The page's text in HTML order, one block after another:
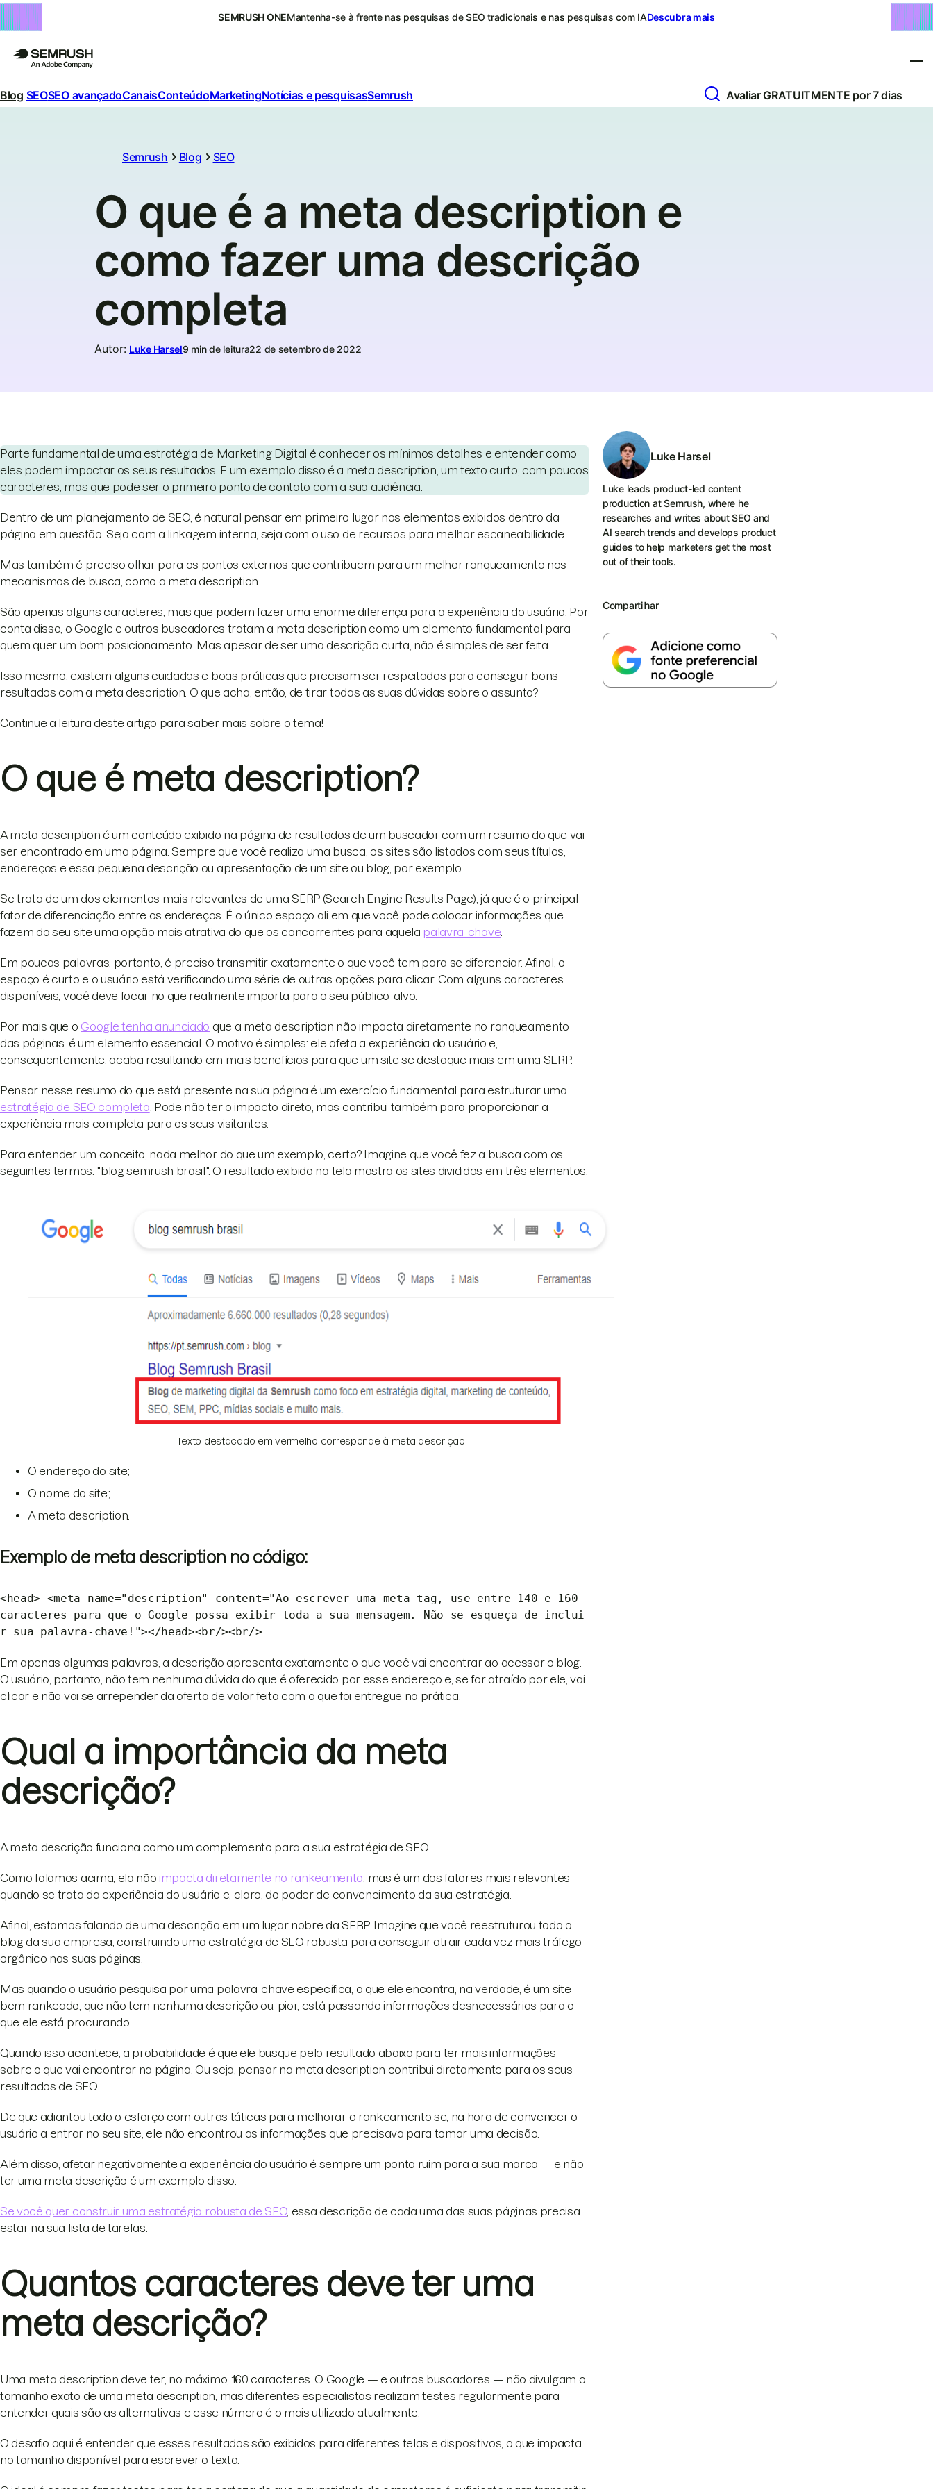
SEMRUSH ONEMantenha-se à frente nas pesquisas de SEO tradicionais e nas pesquisas com IADescubra mais
Blog SEOSEO avançadoCanaisConteúdoMarketingNotícias e pesquisasSemrush Avaliar GRATUITMENTE por 7 dias
Semrush Blog SEO
O que é a meta description e
como fazer uma descrição
completa
Autor: Luke Harsel9 min de leitura22 de setembro de 2022
Parte fundamental de uma estratégia de Marketing Digital é conhecer os mínimos detalhes e entender como
eles podem impactar os seus resultados. E um exemplo disso é a meta description, um texto curto, com poucos
caracteres, mas que pode ser o primeiro ponto de contato com a sua audiência.
Dentro de um planejamento de SEO, é natural pensar em primeiro lugar nos elementos exibidos dentro da
página em questão. Seja com a linkagem interna, seja com o uso de recursos para melhor escaneabilidade.
Mas também é preciso olhar para os pontos externos que contribuem para um melhor ranqueamento nos
mecanismos de busca, como a meta description.
São apenas alguns caracteres, mas que podem fazer uma enorme diferença para a experiência do usuário. Por
conta disso, o Google e outros buscadores tratam a meta description como um elemento fundamental para
quem quer um bom posicionamento. Mas apesar de ser uma descrição curta, não é simples de ser feita.
Isso mesmo, existem alguns cuidados e boas práticas que precisam ser respeitados para conseguir bons
resultados com a meta description. O que acha, então, de tirar todas as suas dúvidas sobre o assunto?
Continue a leitura deste artigo para saber mais sobre o tema!
O que é meta description?
A meta description é um conteúdo exibido na página de resultados de um buscador com um resumo do que vai
ser encontrado em uma página. Sempre que você realiza uma busca, os sites são listados com seus títulos,
endereços e essa pequena descrição ou apresentação de um site ou blog, por exemplo.
Se trata de um dos elementos mais relevantes de uma SERP (Search Engine Results Page), já que é o principal
fator de diferenciação entre os endereços. É o único espaço ali em que você pode colocar informações que
fazem do seu site uma opção mais atrativa do que os concorrentes para aquela palavra-chave
Em poucas palavras, portanto, é preciso transmitir exatamente o que você tem para se diferenciar. Afinal, o
espaço é curto e o usuário está verificando uma série de outras opções para clicar. Com alguns caracteres
disponíveis, você deve focar no que realmente importa para o seu público-alvo.
Por mais que o Google tenha anunciado que a meta description não impacta diretamente no ranqueamento
das páginas, é um elemento essencial. O motivo é simples: ele afeta a experiência do usuário e,
consequentemente, acaba resultando em mais benefícios para que um site se destaque mais em uma SERP.
Pensar nesse resumo do que está presente na sua página é um exercício fundamental para estruturar uma
estratégia de SEO completa . Pode não ter o impacto direto, mas contribui também para proporcionar a
experiência mais completa para os seus visitantes.
Para entender um conceito, nada melhor do que um exemplo, certo? Imagine que você fez a busca com os
seguintes termos: "blog semrush brasil". O resultado exibido na tela mostra os sites divididos em três elementos:
Texto destacado em vermelho corresponde à meta descrição
O endereço do site;
O nome do site;
A meta description.
Exemplo de meta description no código:
<head> <meta name="description" content="Ao escrever uma meta tag, use entre 140 e 160
caracteres para que o Google possa exibir toda a sua mensagem. Não se esqueça de inclui
r sua palavra-chave!"></head><br/><br/>
Em apenas algumas palavras, a descrição apresenta exatamente o que você vai encontrar ao acessar o blog.
O usuário, portanto, não tem nenhuma dúvida do que é oferecido por esse endereço e, se for atraído por ele, vai
clicar e não vai se arrepender da oferta de valor feita com o que foi entregue na prática.
Qual a importância da meta
descrição?
A meta descrição funciona como um complemento para a sua estratégia de SEO.
Como falamos acima, ela não impacta diretamente no rankeamento , mas é um dos fatores mais relevantes
quando se trata da experiência do usuário e, claro, do poder de convencimento da sua estratégia.
Afinal, estamos falando de uma descrição em um lugar nobre da SERP. Imagine que você reestruturou todo o
blog da sua empresa, construindo uma estratégia de SEO robusta para conseguir atrair cada vez mais tráfego
orgânico nas suas páginas.
Mas quando o usuário pesquisa por uma palavra-chave específica, o que ele encontra, na verdade, é um site
bem rankeado, que não tem nenhuma descrição ou, pior, está passando informações desnecessárias para o
que ele está procurando.
Quando isso acontece, a probabilidade é que ele busque pelo resultado abaixo para ter mais informações
sobre o que vai encontrar na página. Ou seja, pensar na meta description contribui diretamente para os seus
resultados de SEO.
De que adiantou todo o esforço com outras táticas para melhorar o rankeamento se, na hora de convencer o
usuário a entrar no seu site, ele não encontrou as informações que precisava para tomar uma decisão.
Além disso, afetar negativamente a experiência do usuário é sempre um ponto ruim para a sua marca — e não
ter uma meta descrição é um exemplo disso.
Se você quer construir uma estratégia robusta de SEO, essa descrição de cada uma das suas páginas precisa
estar na sua lista de tarefas.
Quantos caracteres deve ter uma
meta descrição?
Uma meta description deve ter, no máximo, 160 caracteres. O Google — e outros buscadores — não divulgam o
tamanho exato de uma meta description, mas diferentes especialistas realizam testes regularmente para
entender quais são as alternativas e esse número é o mais utilizado atualmente.
O desafio aqui é entender que esses resultados são exibidos para diferentes telas e dispositivos, o que impacta
no tamanho disponível para escrever o texto.
Luke Harsel
Luke leads product-led content
production at Semrush, where he
researches and writes about SEO and
AI search trends and develops product
guides to help marketers get the most
out of their tools.
Compartilhar